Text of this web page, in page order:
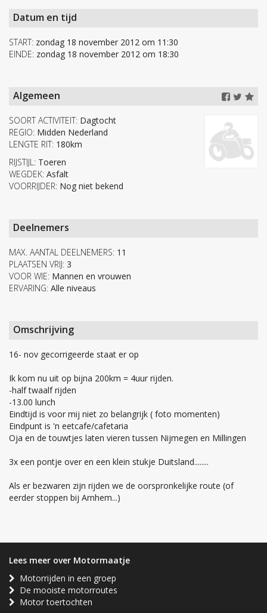
Datum en tijd
START: zondag 18 november 2012 om 11:30
EINDE: zondag 18 november 2012 om 18:30
Algemeen
SOORT ACTIVITEIT: Dagtocht
REGIO: Midden Nederland
LENGTE RIT: 180km
RIJSTIJL: Toeren
WEGDEK: Asfalt
VOORRIJDER: Nog niet bekend
Deelnemers
MAX. AANTAL DEELNEMERS: 11
PLAATSEN VRIJ: 3
VOOR WIE: Mannen en vrouwen
ERVARING: Alle niveaus
Omschrijving
16- nov gecorrigeerde staat er op
Ik kom nu uit op bijna 200km = 4uur rijden.
-half twaalf rijden
-13.00 lunch
Eindtijd is voor mij niet zo belangrijk ( foto momenten)
Eindpunt is 'n eetcafe/cafetaria
Oja en de touwtjes laten vieren tussen Nijmegen en Millingen
3x een pontje over en een klein stukje Duitsland........
Als er bezwaren zijn rijden we de oorspronkelijke route (of
eerder stoppen bij Arnhem...)
Lees meer over Motormaatje
Motorrijden in een groep
De mooiste motorroutes
Motor toertochten